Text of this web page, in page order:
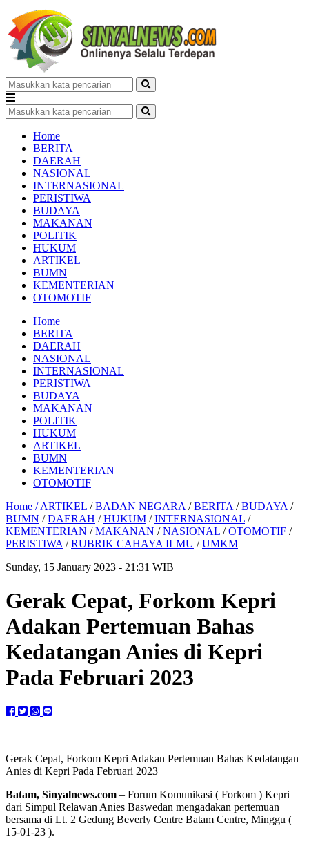
Home
BERITA
DAERAH
NASIONAL
INTERNASIONAL
PERISTIWA
BUDAYA
MAKANAN
POLITIK
HUKUM
ARTIKEL
BUMN
KEMENTERIAN
OTOMOTIF
Home
BERITA
DAERAH
NASIONAL
INTERNASIONAL
PERISTIWA
BUDAYA
MAKANAN
POLITIK
HUKUM
ARTIKEL
BUMN
KEMENTERIAN
OTOMOTIF
Home /ARTIKEL /BADAN NEGARA /BERITA /BUDAYA /
BUMN /DAERAH /HUKUM /INTERNASIONAL /
KEMENTERIAN /MAKANAN /NASIONAL /OTOMOTIF /
PERISTIWA /RUBRIK CAHAYA ILMU /UMKM
Sunday, 15 January 2023 - 21:31 WIB
Gerak Cepat, Forkom Kepri
Adakan Pertemuan Bahas
Kedatangan Anies di Kepri
Pada Februari 2023
Gerak Cepat, Forkom Kepri Adakan Pertemuan Bahas Kedatangan
Anies di Kepri Pada Februari 2023
Batam, Sinyalnews.com – Forum Komunikasi ( Forkom ) Kepri
dari Simpul Relawan Anies Baswedan mengadakan pertemuan
bersama di Lt. 2 Gedung Beverly Centre Batam Centre, Minggu (
15-01-23 ).